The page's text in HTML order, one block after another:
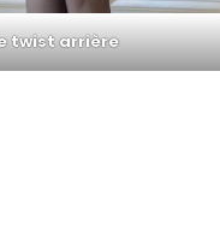
twist arrière